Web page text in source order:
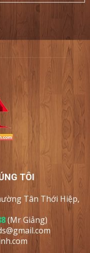
TÔI
Tân Thới Hiệp,
(Mr Giảng)
.com